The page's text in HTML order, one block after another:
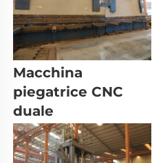
Macchina
piegatrice CNC
duale